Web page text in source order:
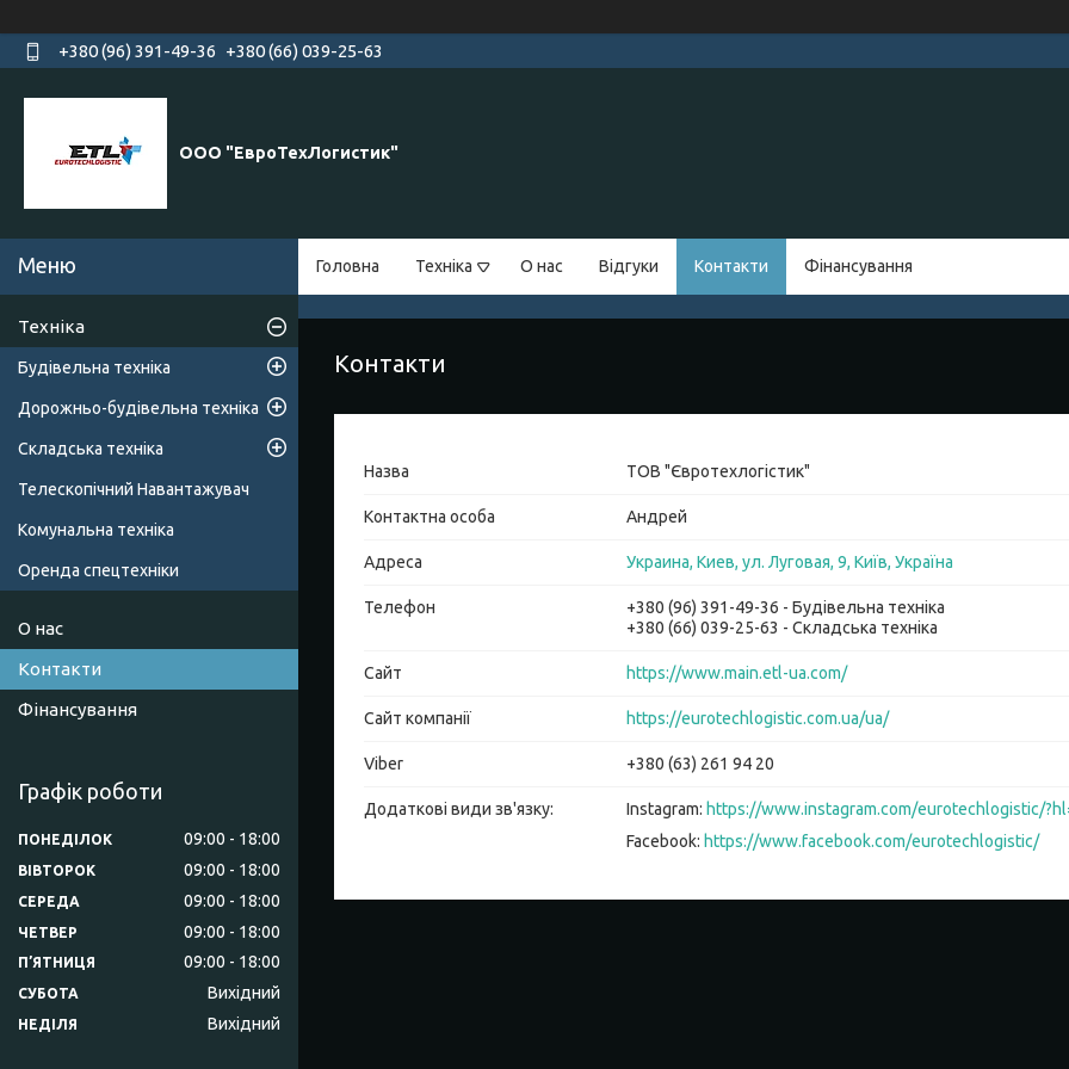
+380 (96) 391-49-36 +380 (66) 039-25-63
ООО "ЕвроТехЛогистик"
Головна Техніка О нас Відгуки Контакти Фінансування
Контакти
ТОВ "Євротехлогістик"
Андрей
Украина, Киев, ул. Луговая, 9, Київ, Україна
+380 (96) 391-49-36
Будівельна техніка
+380 (66) 039-25-63
Складська техніка
https://www.main.etl-ua.com/
https://eurotechlogistic.com.ua/ua/
+380 (63) 261 94 20
Instagram https://www.instagram.com/eurotechlogistic/
Facebook https://www.facebook.com/eurotechlogistic/
Техніка
Будівельна техніка
Дорожньо-будівельна техніка
Складська техніка
Телескопічний Навантажувач
Комунальна техніка
Оренда спецтехніки
О нас
Контакти
Фінансування
Графік роботи
ПОНЕДІЛОК 09:00 18:00
ВІВТОРОК 09:00 18:00
СЕРЕДА 09:00 18:00
ЧЕТВЕР 09:00 18:00
ПʼЯТНИЦЯ 09:00 18:00
СУБОТА Вихідний
НЕДІЛЯ Вихідний